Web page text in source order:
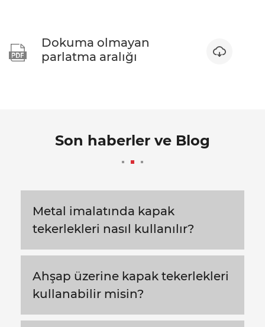

Dokuma olmayan
parlatma aralığı

Son haberler ve Blog
Metal imalatında kapak
tekerlekleri nasıl kullanılır?
Ahşap üzerine kapak tekerlekleri
kullanabilir misin?